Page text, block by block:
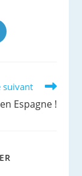
suivant
Espagne !